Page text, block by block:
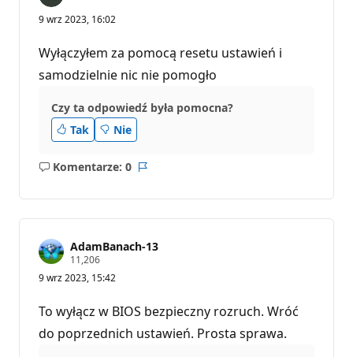
9 wrz 2023, 16:02
Wyłączyłem za pomocą resetu ustawień i
samodzielnie nic nie pomogło
Czy ta odpowiedź była pomocna?
Tak
Nie
Komentarze: 0
Brak
AdamBanach-13
11,206P
n
t
y
r
e
9 wrz 2023, 15:42
To wyłącz w BIOS bezpieczny rozruch. Wróć
do poprzednich ustawień. Prosta sprawa.